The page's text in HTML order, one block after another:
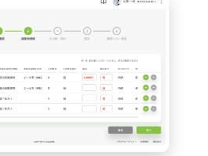
デモの申し込み
料金プラン
コラム